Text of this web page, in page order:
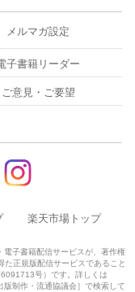
メルマガ設定
子書籍リーダー
ご意見・ご要望
楽天市場トップ
子書籍配信サービスが、著作権
た正規版配信サービスであること
号）です。詳しくは
版制作・流通協議会］で検索して